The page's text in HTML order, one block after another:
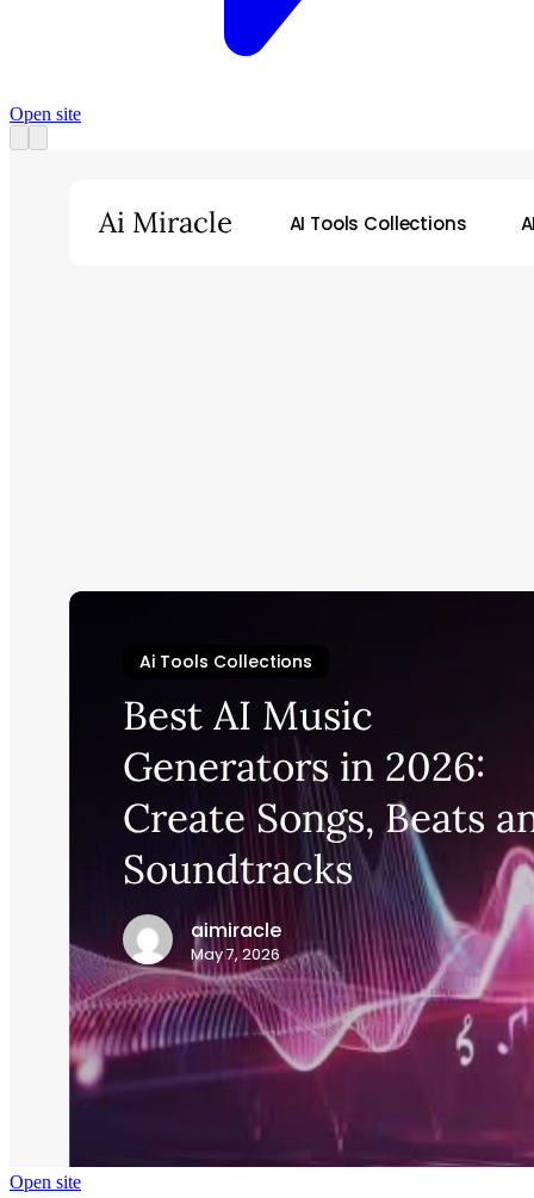
Open site
Open site